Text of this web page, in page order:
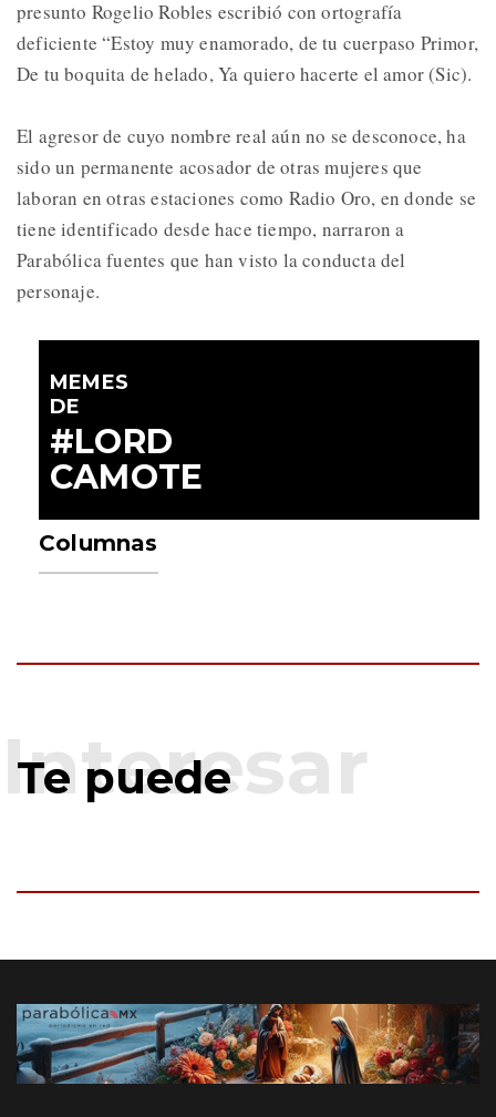
presunto Rogelio Robles escribió con ortografía
deficiente “Estoy muy enamorado, de tu cuerpaso Primor,
De tu boquita de helado, Ya quiero hacerte el amor (Sic).
El agresor de cuyo nombre real aún no se desconoce, ha
sido un permanente acosador de otras mujeres que
laboran en otras estaciones como Radio Oro, en donde se
tiene identificado desde hace tiempo, narraron a
Parabólica fuentes que han visto la conducta del
personaje.
MEMES
DE
#LORD
CAMOTE
Columnas
Te puede